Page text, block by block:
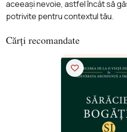
aceeași nevoie, astfel încât să
potrivite pentru contextul tău.
Cărți recomandate